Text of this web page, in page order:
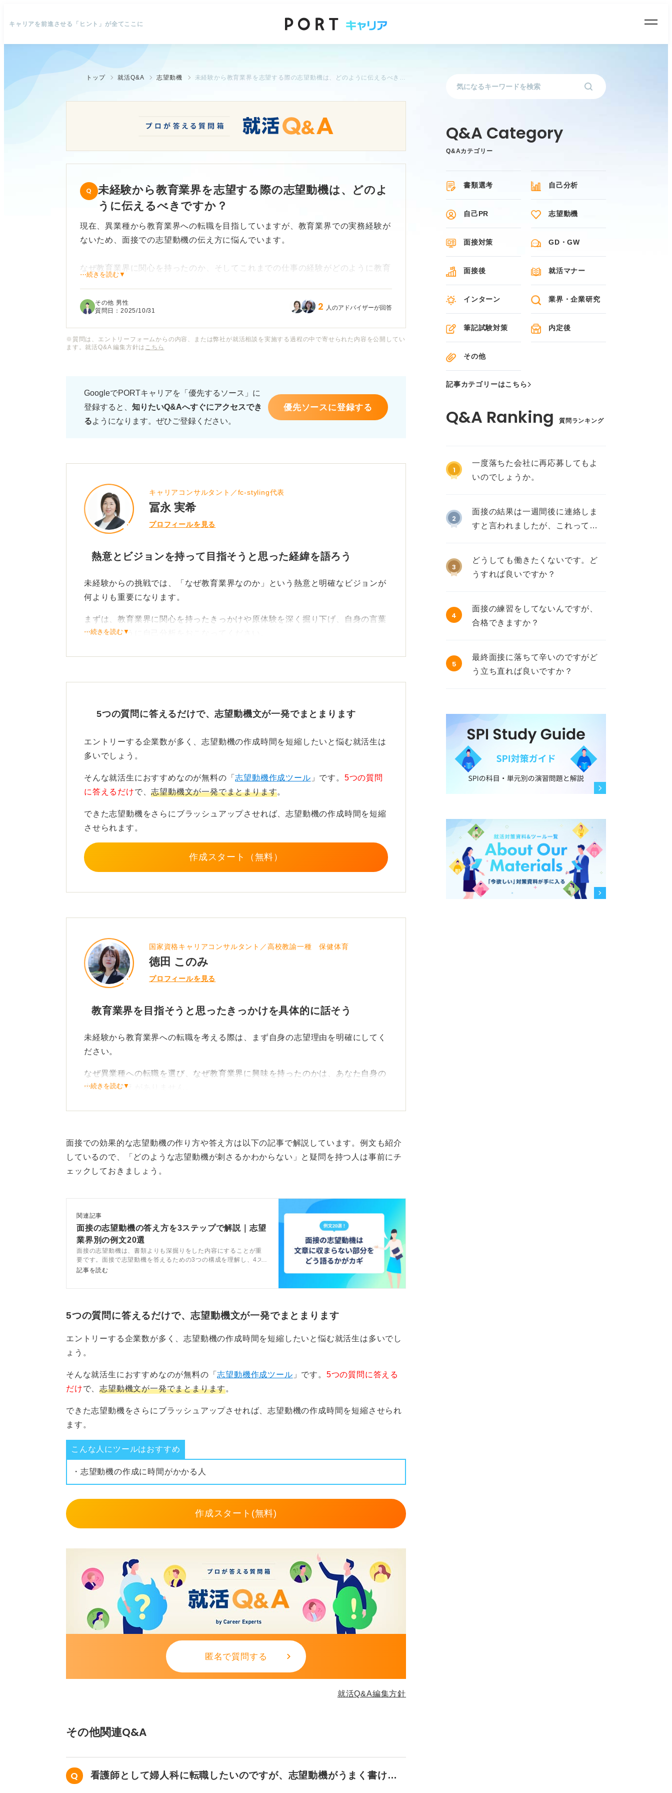
キャリアを前進させる「ヒント」が全てここに
トップ 就活Q&A 志望動機 未経験から教育業界を志望する際の志望動機は、どのように伝えるべきですか？
未経験から教育業界を志望する際の志望動機は、どのよ
うに伝えるべきですか？
現在、異業種から教育業界への転職を目指していますが、教育業界での実務経験が
ないため、面接での志望動機の伝え方に悩んでいます。
なぜ教育業界に関心を持ったのか、そしてこれまでの仕事の経験がどのように教育
未経験者として企業が注目するポイントや、志望動機を伝える際の工夫があれば教
⋯続きを読む▼
その他 男性
質問日：2025/10/31 2 人のアドバイザーが回答
※質問は、エントリーフォームからの内容、または弊社が就活相談を実施する過程の中で寄せられた内容を公開してい
ます。就活Q&A 編集方針は こちら
GoogleでPORTキャリアを「優先するソース」に
登録すると、 知りたいQ&Aへすぐにアクセスでき
るようになります。ぜひご登録ください。
優先ソースに登録する
キャリアコンサルタント／fc-styling代表
冨永 実希
プロフィールを見る
熱意とビジョンを持って目指そうと思った経緯を語ろう
未経験からの挑戦では、「なぜ教育業界なのか」という熱意と明確なビジョンが
何よりも重要になります。
まずは、教育業界に関心を持ったきっかけや原体験を深く掘り下げ、自身の言葉
で語れるように自己分析をおこなってください。
きっかけはドラマを見たなどでもかまいません。そのときの気持ちを思い出し、
処理能力などが、教育現場でどのように活かせるのか、具体的な接点を見つけて
アピールすることが大切です。
子どもが好きという気持ちだけでは務まらない仕事の厳しさを理解したうえで、
それでも貢献したいという強い意志を伝えることが、採用担当者の心に響く鍵と
⋯続きを読む▼
5つの質問に答えるだけで、志望動機文が一発でまとまります
エントリーする企業数が多く、志望動機の作成時間を短縮したいと悩む就活生は
多いでしょう。
そんな就活生におすすめなのが無料の「志望動機作成ツール 」です。 5つの質問
に答えるだけで、志望動機文が一発でまとまります。
できた志望動機をさらにブラッシュアップさせれば、志望動機の作成時間を短縮
させられます。
作成スタート（無料）
国家資格キャリアコンサルタント／高校教諭一種 保健体育
徳田 このみ
プロフィールを見る
教育業界を目指そうと思ったきっかけを具体的に話そう
未経験から教育業界への転職を考える際は、まず自身の志望理由を明確にしてく
ださい。
なぜ異業種への転職を選び、なぜ教育業界に興味を持ったのかは、あなた自身の
中にしか答えがありません。
過去の経験を振り返り、教育業界に関心を持つに至った具体的なエピソードやき
前職と志望先の仕事内容から経験が活きる点を示そう
これまでの仕事経験が教育現場でどのように活かせるかについては、具体的な職
しかし、自身のこれまでの仕事の棚卸しを徹底的におこない、転職を希望する教
育現場の仕事を深く研究したうえで、両者を照らし合わせることで、経験を活か
せるポイントが見えてくるはずです。
頭なかで考えるだけでなく、文字に書き出すことで、考えが整理され、言語化し
0
⋯続きを読む▼
面接での効果的な志望動機の作り方や答え方は以下の記事で解説しています。例文も紹介
しているので、「どのような志望動機が刺さるかわからない」と疑問を持つ人は事前にチ
ェックしておきましょう。
関連記事
面接の志望動機の答え方を3ステップで解説｜志望
業界別の例文20選
面接の志望動機は、書類よりも深掘りをした内容にすることが重
要です。面接で志望動機を答えるための3つの構成を理解し、4ス
テップで面接の志望動機を考えましょう。回答例文や伝え方のコ
記事を読む
5つの質問に答えるだけで、志望動機文が一発でまとまります
エントリーする企業数が多く、志望動機の作成時間を短縮したいと悩む就活生は多いでし
ょう。
そんな就活生におすすめなのが無料の「志望動機作成ツール 」です。 5つの質問に答える
だけで、志望動機文が一発でまとまります。
できた志望動機をさらにブラッシュアップさせれば、志望動機の作成時間を短縮させられ
ます。
こんな人にツールはおすすめ
・志望動機の作成に時間がかかる人
作成スタート(無料)
匿名で質問する
就活Q&A編集方針
その他関連Q&A
看護師として婦人科に転職したいのですが、志望動機がうまく書けま
Q&Aカテゴリー
書類選考 自己分析
自己PR 志望動機
面接対策 GD・GW
面接後 就活マナー
インターン 業界・企業研究
筆記試験対策 内定後
その他
記事カテゴリーはこちら
質問ランキング
1
一度落ちた会社に再応募してもよ
いのでしょうか。
2
面接の結果は一週間後に連絡しま
すと言われましたが、これって不
3
どうしても働きたくないです。ど
うすれば良いですか？
4
面接の練習をしてないんですが、
合格できますか？
5
最終面接に落ちて辛いのですがど
う立ち直れば良いですか？